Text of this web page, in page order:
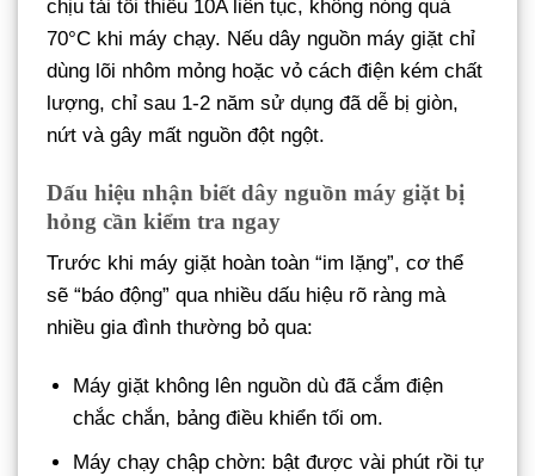
chịu tải tối thiểu 10A liên tục, không nóng quá
70°C khi máy chạy. Nếu dây nguồn máy giặt chỉ
dùng lõi nhôm mỏng hoặc vỏ cách điện kém chất
lượng, chỉ sau 1-2 năm sử dụng đã dễ bị giòn,
nứt và gây mất nguồn đột ngột.
Dấu hiệu nhận biết dây nguồn máy giặt bị
hỏng cần kiểm tra ngay
Trước khi máy giặt hoàn toàn “im lặng”, cơ thể
sẽ “báo động” qua nhiều dấu hiệu rõ ràng mà
nhiều gia đình thường bỏ qua:
Máy giặt không lên nguồn dù đã cắm điện
chắc chắn, bảng điều khiển tối om.
Máy chạy chập chờn: bật được vài phút rồi tự